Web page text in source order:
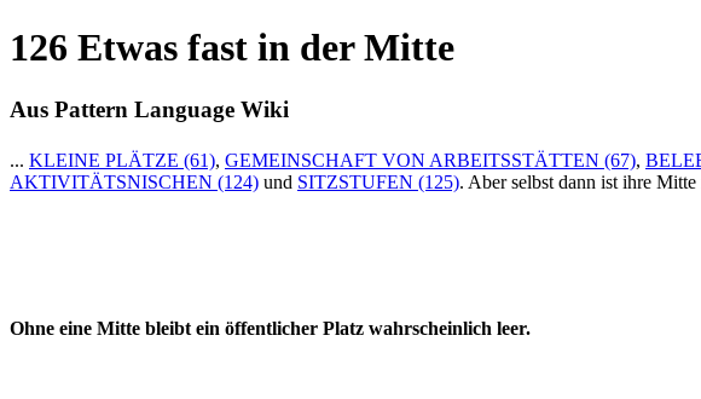
126 Etwas fast in der Mitte
Aus Pattern Language Wiki
... KLEINE PLÄTZE (61), GEMEINSCHAFT VON ARBEITSSTÄTTEN (67),
AKTIVITÄTSNISCHEN (124) und SITZSTUFEN (125). Aber selbst dann ist ihre
Ohne eine Mitte bleibt ein öffentlicher Platz wahrscheinlich leer.